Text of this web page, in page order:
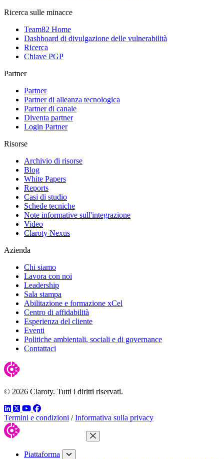
Ricerca sulle minacce
Team82 Home
Dashboard di divulgazione delle vulnerabilità
Ricerca
Chiave PGP
Partner
Partner
Partner di alleanza tecnologica
Partner di canale
Diventa partner
Login Partner
Risorse
Archivio di risorse
Blog
White Papers
Reports
Casi di studio
Schede tecniche
Note informative sull'integrazione
Video
Claroty Nexus
Azienda
Chi siamo
Lavora con noi
Leadership
Sala stampa
Abilitazione e formazione xCel
Centro di affidabilità
Esperienza del cliente
Eventi
Politiche ambientali, sociali e di governance
Contattaci
© 2026 Claroty. Tutti i diritti riservati.
LinkedIn
TwitterYouTube
Facebook
Termini e condizioni / Informativa sulla privacy
Chiudi menu
Piattaforma